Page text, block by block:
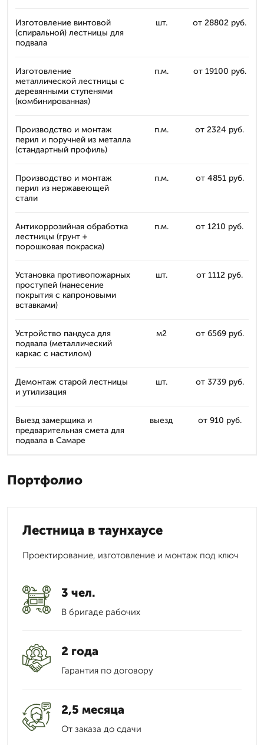
Изготовление винтовой
(спиральной) лестницы для
подвала
шт. от 28802 руб.
Изготовление
металлической лестницы с
деревянными ступенями
(комбинированная)
п.м. от 19100 руб.
Производство и монтаж
перил и поручней из металла
(стандартный профиль)
п.м. от 2324 руб.
Производство и монтаж
перил из нержавеющей
стали
п.м. от 4851 руб.
Антикоррозийная обработка
лестницы (грунт +
порошковая покраска)
п.м. от 1210 руб.
Установка противопожарных
проступей (нанесение
покрытия с капроновыми
вставками)
шт. от 1112 руб.
Устройство пандуса для
подвала (металлический
каркас с настилом)
м2 от 6569 руб.
Демонтаж старой лестницы
и утилизация
шт. от 3739 руб.
Выезд замерщика и
предварительная смета для
подвала в Самаре
выезд от 910 руб.
Портфолио
Лестница в таунхаусе
Проектирование, изготовление и монтаж под ключ
3 чел.
В бригаде рабочих
2 года
Гарантия по договору
2,5 месяца
От заказа до сдачи